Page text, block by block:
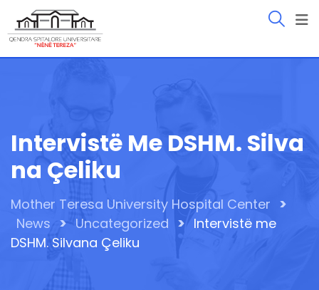
content
Intervistë Me DSHM. Silva
Na Çeliku
Mother Teresa University Hospital Center >
News > Uncategorized > Intervistë me
DSHM. Silvana Çeliku